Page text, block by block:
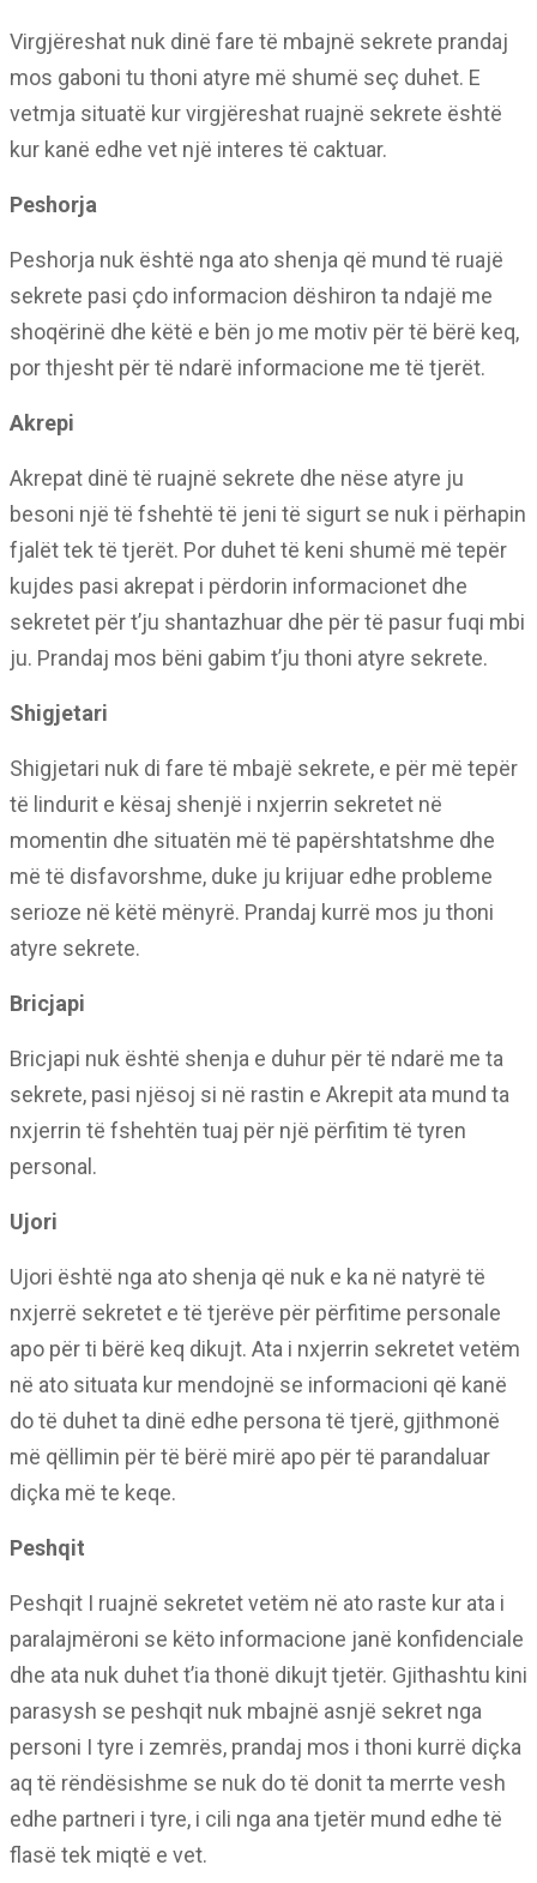
Virgjëreshat nuk dinë fare të mbajnë sekrete prandaj
mos gaboni tu thoni atyre më shumë seç duhet. E
vetmja situatë kur virgjëreshat ruajnë sekrete është
kur kanë edhe vet një interes të caktuar.
Peshorja
Peshorja nuk është nga ato shenja që mund të ruajë
sekrete pasi çdo informacion dëshiron ta ndajë me
shoqërinë dhe këtë e bën jo me motiv për të bërë keq,
por thjesht për të ndarë informacione me të tjerët.
Akrepi
Akrepat dinë të ruajnë sekrete dhe nëse atyre ju
besoni një të fshehtë të jeni të sigurt se nuk i përhapin
fjalët tek të tjerët. Por duhet të keni shumë më tepër
kujdes pasi akrepat i përdorin informacionet dhe
sekretet për t’ju shantazhuar dhe për të pasur fuqi mbi
ju. Prandaj mos bëni gabim t’ju thoni atyre sekrete.
Shigjetari
Shigjetari nuk di fare të mbajë sekrete, e për më tepër
të lindurit e kësaj shenjë i nxjerrin sekretet në
momentin dhe situatën më të papërshtatshme dhe
më të disfavorshme, duke ju krijuar edhe probleme
serioze në këtë mënyrë. Prandaj kurrë mos ju thoni
atyre sekrete.
Bricjapi
Bricjapi nuk është shenja e duhur për të ndarë me ta
sekrete, pasi njësoj si në rastin e Akrepit ata mund ta
nxjerrin të fshehtën tuaj për një përfitim të tyren
personal.
Ujori
Ujori është nga ato shenja që nuk e ka në natyrë të
nxjerrë sekretet e të tjerëve për përfitime personale
apo për ti bërë keq dikujt. Ata i nxjerrin sekretet vetëm
në ato situata kur mendojnë se informacioni që kanë
do të duhet ta dinë edhe persona të tjerë, gjithmonë
më qëllimin për të bërë mirë apo për të parandaluar
diçka më te keqe.
Peshqit
Peshqit I ruajnë sekretet vetëm në ato raste kur ata i
paralajmëroni se këto informacione janë konfidenciale
dhe ata nuk duhet t’ia thonë dikujt tjetër. Gjithashtu kini
parasysh se peshqit nuk mbajnë asnjë sekret nga
personi I tyre i zemrës, prandaj mos i thoni kurrë diçka
aq të rëndësishme se nuk do të donit ta merrte vesh
edhe partneri i tyre, i cili nga ana tjetër mund edhe të
flasë tek miqtë e vet.